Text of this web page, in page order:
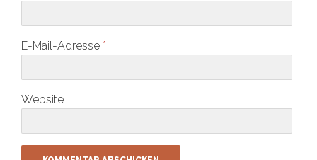
E-Mail-Adresse *
Website